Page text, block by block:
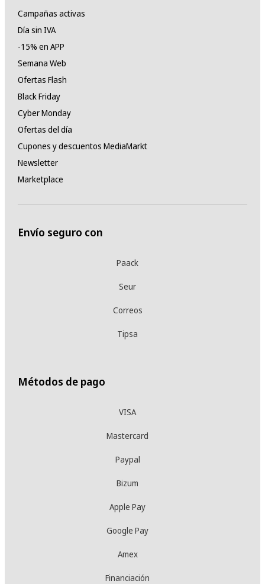
Campañas activas
Día sin IVA
-15% en APP
Semana Web
Ofertas Flash
Black Friday
Cyber Monday
Ofertas del día
Cupones y descuentos MediaMarkt
Newsletter
Marketplace
Envío seguro con
Paack
Seur
Correos
Tipsa
Métodos de pago
VISA
Mastercard
Paypal
Bizum
Apple Pay
Google Pay
Amex
Financiación